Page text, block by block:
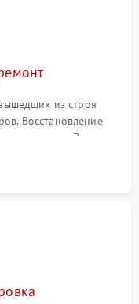
из строя
Восстановление
зума. Замена
положения или